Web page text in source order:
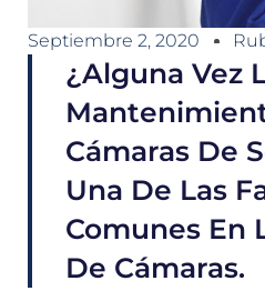
Septiembre 2, 2020
¿Alguna Vez
Cámaras De
Una De Las
Comunes En
De Cámaras.